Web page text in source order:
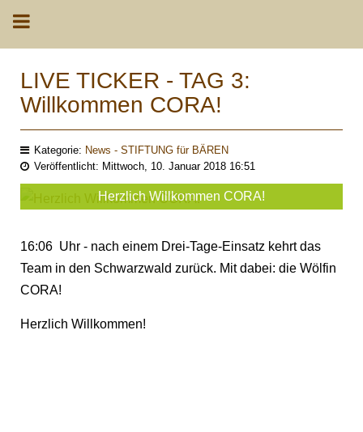
LIVE TICKER - TAG 3:
Willkommen CORA!
Kategorie: News - STIFTUNG für BÄREN
Veröffentlicht: Mittwoch, 10. Januar 2018 16:51
Herzlich Willkommen CORA!
16:06 Uhr - nach einem Drei-Tage-Einsatz kehrt das
Team in den Schwarzwald zurück. Mit dabei: die Wölfin
CORA!
Herzlich Willkommen!